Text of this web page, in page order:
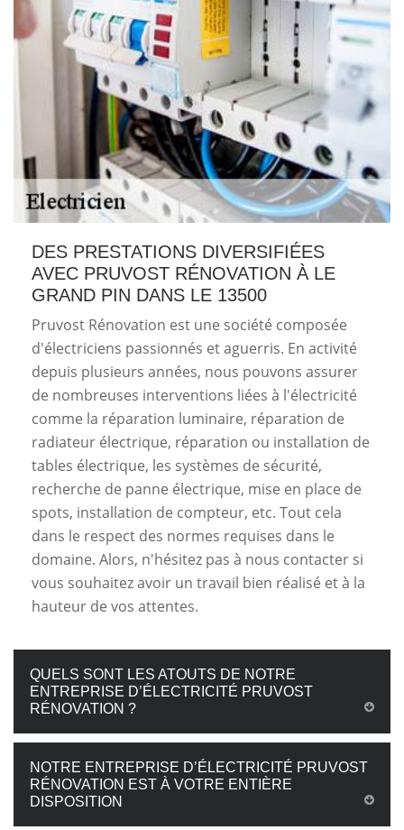
DES PRESTATIONS DIVERSIFIÉES
AVEC PRUVOST RÉNOVATION À LE
GRAND PIN DANS LE 13500
Pruvost Rénovation est une société composée
d'électriciens passionnés et aguerris. En activité
depuis plusieurs années, nous pouvons assurer
de nombreuses interventions liées à l'électricité
comme la réparation luminaire, réparation de
radiateur électrique, réparation ou installation de
tables électrique, les systèmes de sécurité,
recherche de panne électrique, mise en place de
spots, installation de compteur, etc. Tout cela
dans le respect des normes requises dans le
domaine. Alors, n'hésitez pas à nous contacter si
vous souhaitez avoir un travail bien réalisé et à la
hauteur de vos attentes.
QUELS SONT LES ATOUTS DE NOTRE
ENTREPRISE D’ÉLECTRICITÉ PRUVOST
RÉNOVATION ?
NOTRE ENTREPRISE D’ÉLECTRICITÉ PRUVOST
RÉNOVATION EST À VOTRE ENTIÈRE
DISPOSITION